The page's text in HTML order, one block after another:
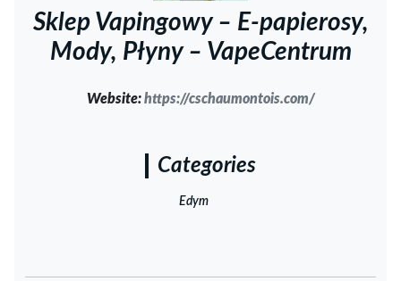
Sklep Vapingowy – E-papierosy,
Mody, Płyny – VapeCentrum
Website: https://cschaumontois.com/
Categories
Edym